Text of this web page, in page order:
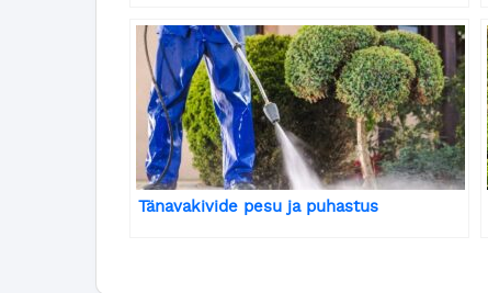
Tänavakivide pesu ja puhastus